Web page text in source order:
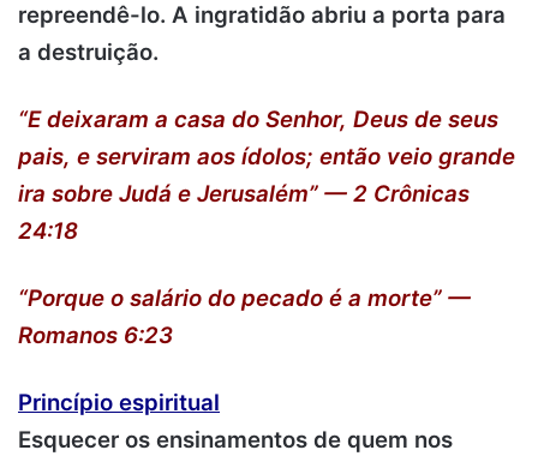
repreendê-lo. A ingratidão abriu a porta para
a destruição.
“E deixaram a casa do Senhor, Deus de seus
pais, e serviram aos ídolos; então veio grande
ira sobre Judá e Jerusalém” — 2 Crônicas
24:18
“Porque o salário do pecado é a morte” —
Romanos 6:23
Princípio espiritual
Esquecer os ensinamentos de quem nos